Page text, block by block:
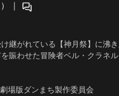
｜
継がれている【神月祭】に沸
賑わせた冒険者ベル・クラネ
場版ダンまち製作委員会